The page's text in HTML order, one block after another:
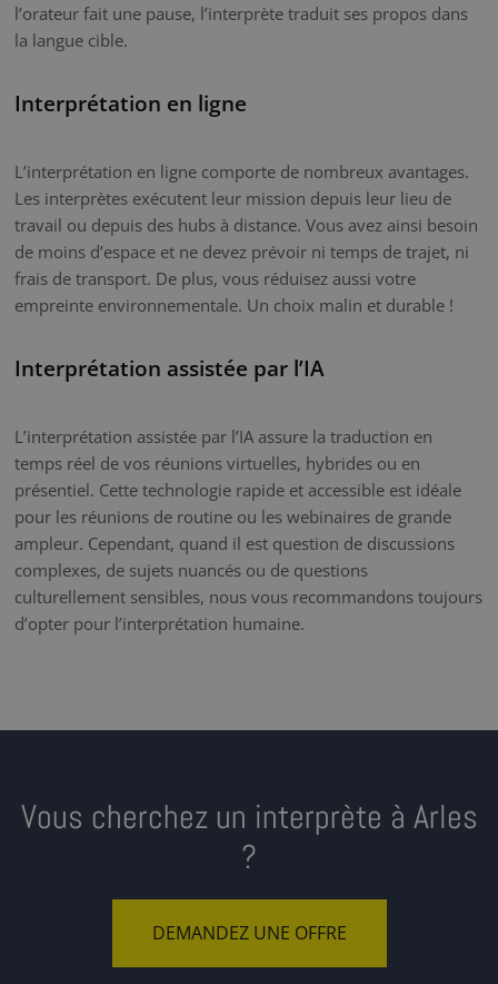
l’orateur fait une pause, l’interprète traduit ses propos dans
la langue cible.
Interprétation en ligne
L’interprétation en ligne comporte de nombreux avantages.
Les interprètes exécutent leur mission depuis leur lieu de
travail ou depuis des hubs à distance. Vous avez ainsi besoin
de moins d’espace et ne devez prévoir ni temps de trajet, ni
frais de transport. De plus, vous réduisez aussi votre
empreinte environnementale. Un choix malin et durable !
Interprétation assistée par l’IA
L’interprétation assistée par l’IA assure la traduction en
temps réel de vos réunions virtuelles, hybrides ou en
présentiel. Cette technologie rapide et accessible est idéale
pour les réunions de routine ou les webinaires de grande
ampleur. Cependant, quand il est question de discussions
complexes, de sujets nuancés ou de questions
culturellement sensibles, nous vous recommandons toujours
d’opter pour l’interprétation humaine.
Vous cherchez un interprète à Arles
?
DEMANDEZ UNE OFFRE